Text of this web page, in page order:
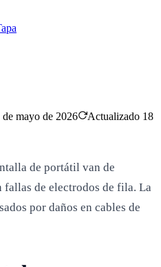
de mayo de 2026 Actualizado 18
de portátil van de
de electrodos de fila. La
por daños en cables de